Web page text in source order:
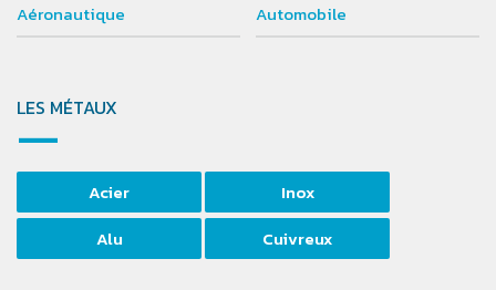
Aéronautique
Automobile
LES MÉTAUX
Acier
Inox
Alu
Cuivreux